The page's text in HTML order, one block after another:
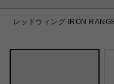
レッドウィング IRON